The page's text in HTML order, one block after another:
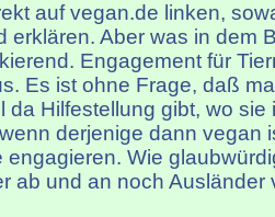
auf vegan.de linken,
erklären. Aber was in dem
Engagement für
Es ist ohne Frage, daß
da Hilfestellung gibt, wo sie
derjenige dann vegan
engagieren. Wie
ab und an noch Ausländer